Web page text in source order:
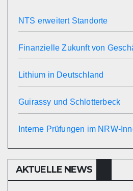
NTS erweitert Standorte
Finanzielle Zukunft von
Lithium in Deutschland
Guirassy und Schlotterbeck
Interne Prüfungen im NRW-
AKTUELLE NEWS